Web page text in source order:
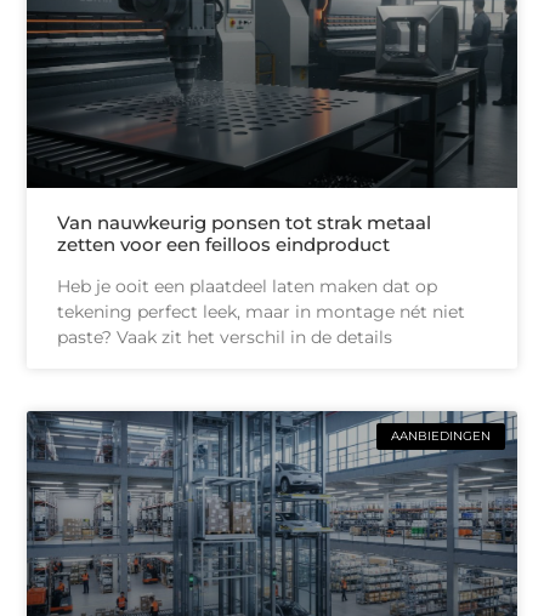
Van nauwkeurig ponsen tot strak metaal
zetten voor een feilloos eindproduct
Heb je ooit een plaatdeel laten maken dat op
tekening perfect leek, maar in montage nét niet
paste? Vaak zit het verschil in de details
AANBIEDINGEN